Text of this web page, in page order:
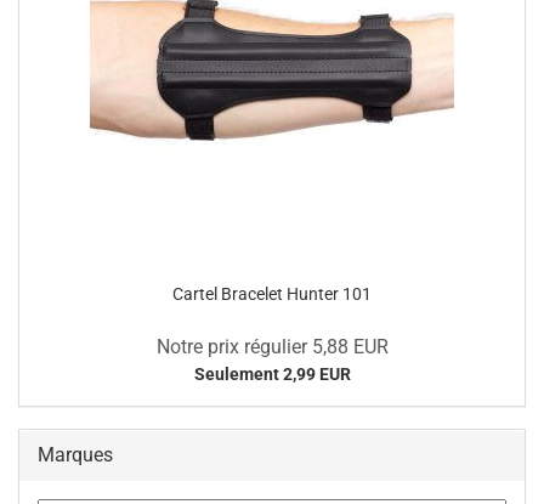
Cartel Bracelet Hunter 101
Notre prix régulier 5,88 EUR
Seulement 2,99 EUR
Marques